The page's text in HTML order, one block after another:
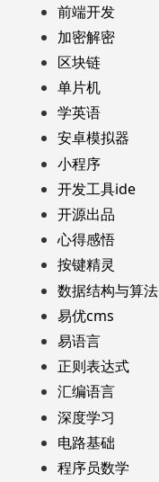
前端开发
加密解密
区块链
单片机
学英语
安卓模拟器
小程序
开发工具ide
开源出品
心得感悟
按键精灵
数据结构与算法
易优cms
易语言
正则表达式
汇编语言
深度学习
电路基础
程序员数学